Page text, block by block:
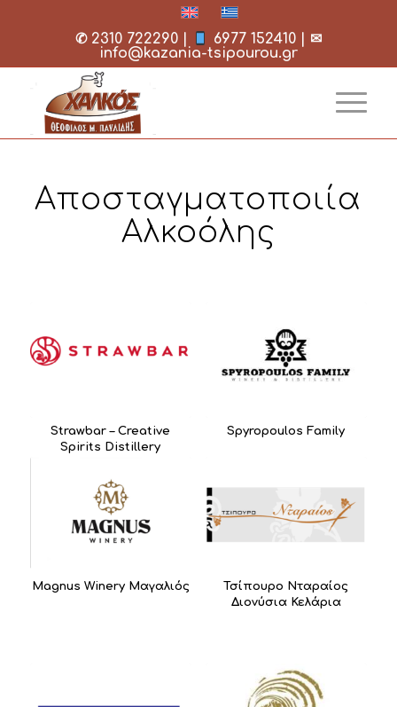
✆ 2310 722290 6977 152410| ✉
info@kazania-tsipourou.gr
Αποσταγματοποιία
Αλκοόλης
Strawbar – Creative
Spirits Distillery
Spyropoulos Family
Magnus Winery Μαγαλιός
Τσίπουρο Νταραίος
Διονύσια Κελάρια